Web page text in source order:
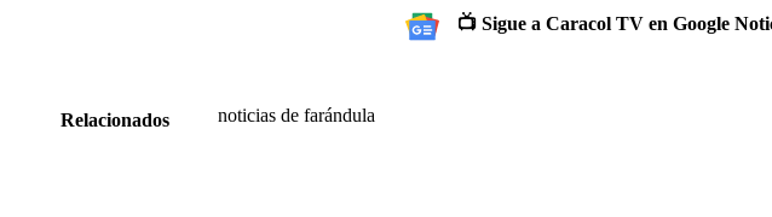
📺 Sigue a Caracol TV en Google
Relacionados noticias de farándula